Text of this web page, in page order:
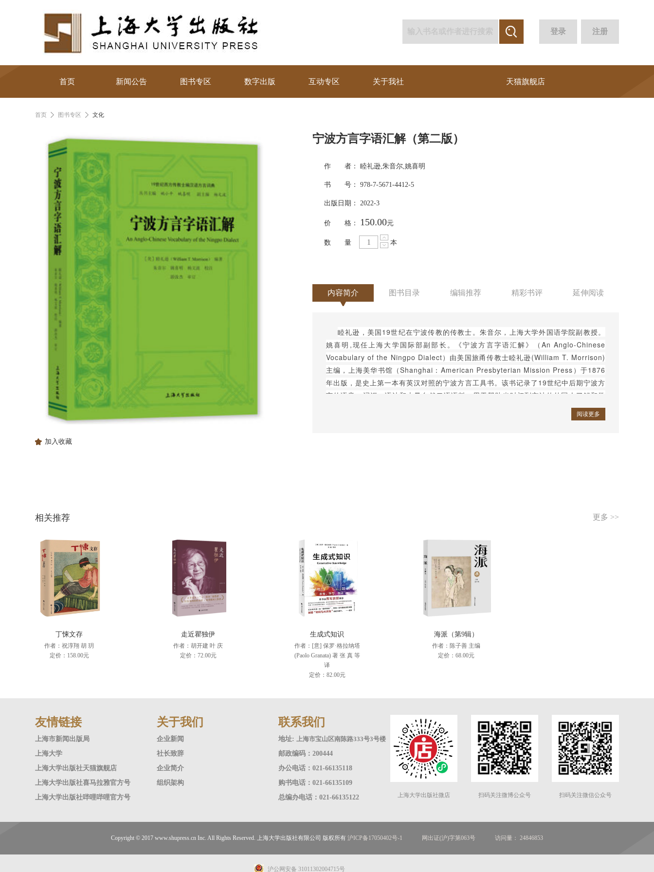
注册
登录
首页 新闻公告 图书专区 数字出版 互动专区 关于我社 天猫旗舰店
首页 图书专区 文化
加入收藏
宁波方言字语汇解（第二版）
作 者： 睦礼逊,朱音尔,姚喜明
书 号： 978-7-5671-4412-5
出版日期： 2022-3
价 格： 150.00元
数 量 本
内容简介 图书目录 编辑推荐 精彩书评 延伸阅读
睦礼逊，美国19世纪在宁波传教的传教士。朱音尔，上海大学外国语学院副教授。
姚喜明,现任上海大学国际部副部长。《宁波方言字语汇解》（An Anglo-Chinese
Vocabulary of the Ningpo Dialect）由美国旅甬传教士睦礼逊(William T. Morrison)
主编，上海美华书馆（Shanghai：American Presbyterian Mission Press）于1876
年出版，是史上第一本有英汉对照的宁波方言工具书。该书记录了19世纪中后期宁波方
言的语音、词汇、语法和大量自然口语语料，用于帮助当时初到宁波的外国人了解和学
习宁波话，同时也对后人研究宁波方言历史面貌和演变有重大参考价值。词典正文共
538页，正文前有《序言》、《宁波方言音节列表》和《说明》，正文后列出世界各地
阅读更多
相关推荐 更多 >>
丁悚文存
作者：祝淳翔 胡 玥
定价：158.00元
走近瞿独伊
作者：胡开建 叶 庆
定价：72.00元
生成式知识
作者：[意] 保罗·格拉纳塔
(Paolo Granata) 著 张 真 等
译
定价：82.00元
海派（第9辑）
作者：陈子善 主编
定价：68.00元
友情链接
上海市新闻出版局
上海大学
上海大学出版社天猫旗舰店
上海大学出版社喜马拉雅官方号
上海大学出版社哔哩哔哩官方号
关于我们
企业新闻
社长致辞
企业简介
组织架构
联系我们
地址: 上海市宝山区南陈路333号3号楼
邮政编码：200444
办公电话：021-66135118
购书电话：021-66135109
总编办电话：021-66135122
上海大学出版社微店 扫码关注微博公众号 扫码关注微信公众号
Copyright © 2017 www.shupress.cn Inc. All Rights Reserved. 上海大学出版社有限公司 版权所有 沪ICP备17050402号-1 网出证(沪)字第063号 访问量： 24846853
沪公网安备 31011302004715号